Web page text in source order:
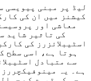
لیڈ پر مبنی پیویسی
کیشنز میں ان کی
معاشی اور
کی تاثیر شاید
اسٹیبلائزرز کی
ہوتا ہے، اسی سطح
سے متبادل
ہے۔ یہ مینوفیکچررز